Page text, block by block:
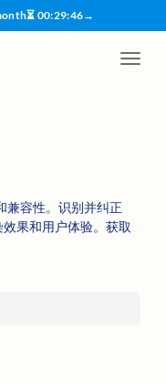
⏳ 00:29:45→
兼容性。识别并纠正
果和用户体验。获取